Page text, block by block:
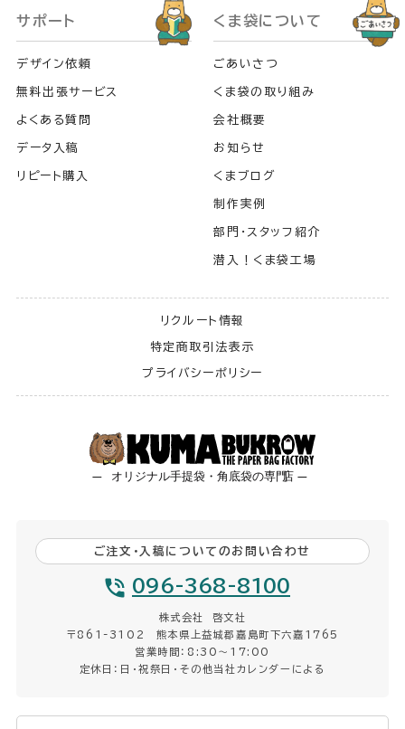
ご注文・入稿についてのお問い合わせ
096-368-8100
株式会社 啓文社
〒861-3102 熊本県上益城郡嘉島町下六嘉1765
営業時間：8:30〜17:00
定休日：日・祝祭日・その他当社カレンダーによる
サポート
デザイン依頼
無料出張サービス
よくある質問
データ入稿
リピート購入
くま袋について
ごあいさつ
くま袋の取り組み
会社概要
お知らせ
くまブログ
制作実例
部門・スタッフ紹介
潜入！くま袋工場
リクルート情報
特定商取引法表示
プライバシーポリシー